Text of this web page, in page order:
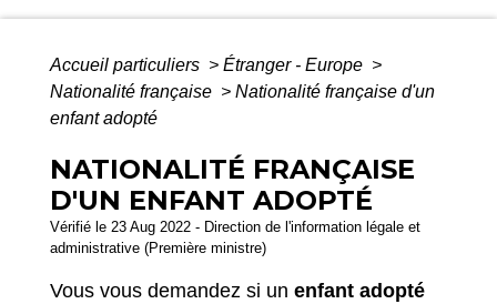
Accueil particuliers > Étranger - Europe >
Nationalité française > Nationalité française d'un
enfant adopté
NATIONALITÉ FRANÇAISE
D'UN ENFANT ADOPTÉ
Vérifié le 23 Aug 2022 - Direction de l'information légale et
administrative (Première ministre)
Vous vous demandez si un enfant adopté